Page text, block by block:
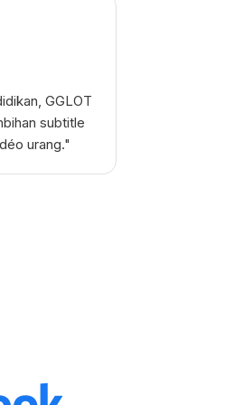
GGLOT
subtitle
urang."